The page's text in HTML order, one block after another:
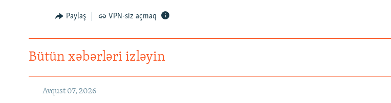
Paylaş VPN-siz açmaq
Bütün xəbərləri izləyin
Avqust 07, 2026